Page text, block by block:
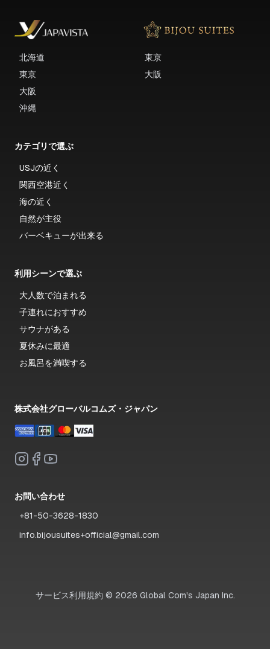
北海道
東京
大阪
沖縄
東京
大阪
カテゴリで選ぶ
USJの近く
関西空港近く
海の近く
自然が主役
バーベキューが出来る
利用シーンで選ぶ
大人数で泊まれる
子連れにおすすめ
サウナがある
夏休みに最適
お風呂を満喫する
株式会社グローバルコムズ・ジャパン
お問い合わせ
+81-50-3628-1830
info.bijousuites+official@gmail.com
サービス利用規約 © 2026 Global Com's Japan Inc.